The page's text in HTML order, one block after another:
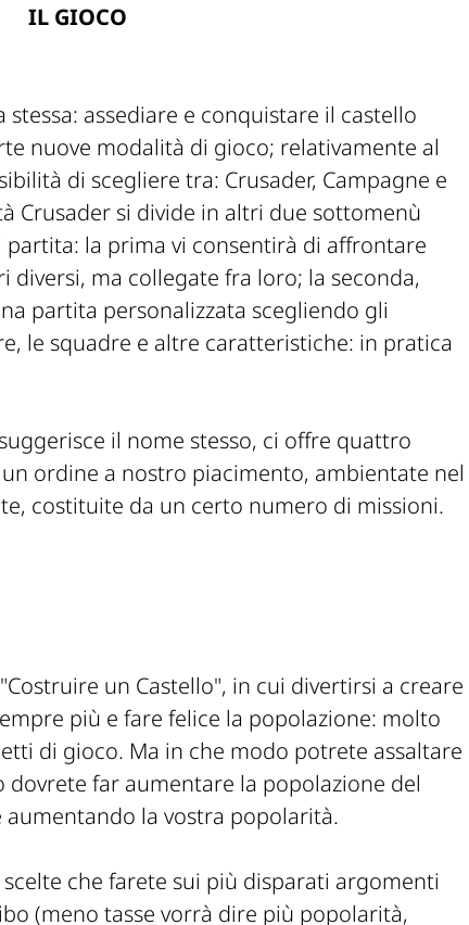
IL GIOCO
stessa: assediare e conquistare il castello
nuove modalità di gioco; relativamente al
di scegliere tra: Crusader, Campagne e
Crusader si divide in altri due sottomenù
la prima vi consentirà di affrontare
diversi, ma collegate fra loro; la seconda,
partita personalizzata scegliendo gli
le squadre e altre caratteristiche: in pratica
il nome stesso, ci offre quattro
ordine a nostro piacimento, ambientate nel
costituite da un certo numero di missioni.
un Castello", in cui divertirsi a creare
più e fare felice la popolazione: molto
di gioco. Ma in che modo potrete assaltare
dovrete far aumentare la popolazione del
la vostra popolarità.
che farete sui più disparati argomenti
(meno tasse vorrà dire più popolarità,